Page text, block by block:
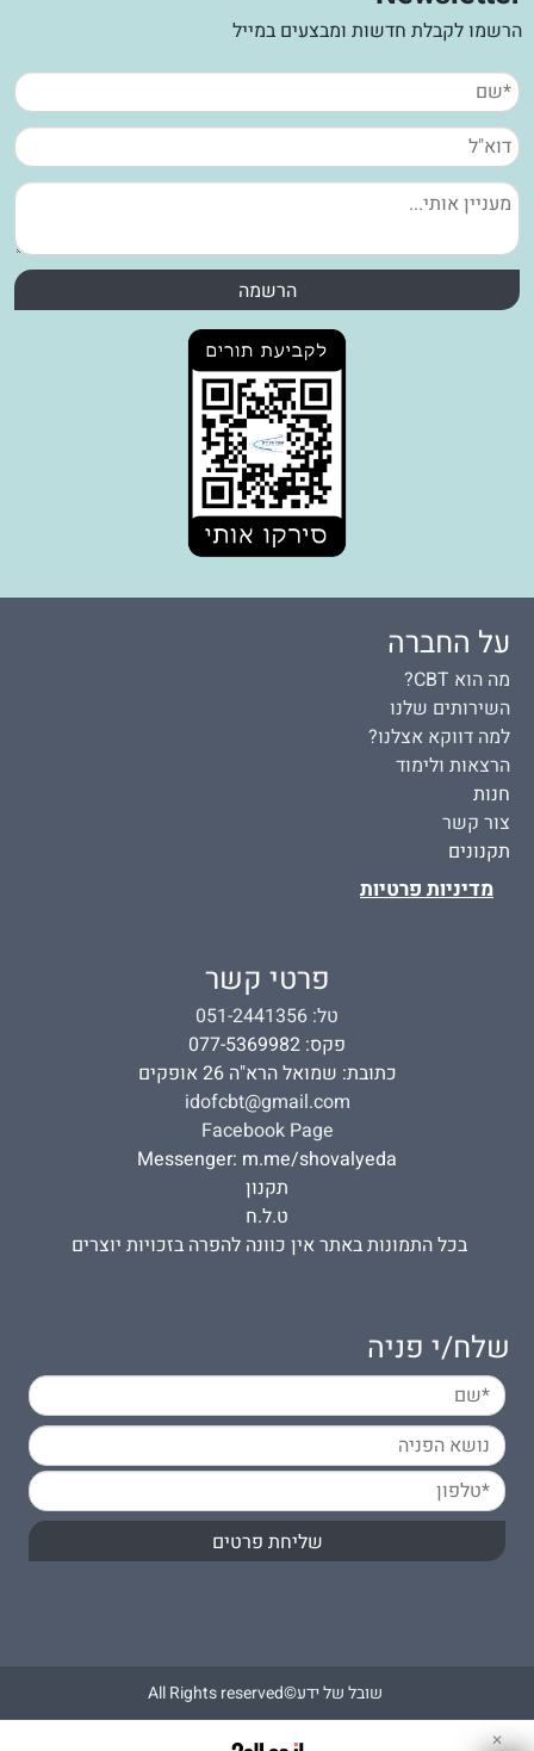
הרשמו לקבלת חדשות ומבצעים במייל
על החברה
מה הוא CBT?
השירותים שלנו
למה דווקא אצלנו?
הרצאות ולימוד
חנות
צור קשר
תקנונים
מדיניות פרטיות
פרטי קשר
טל: 051-2441356
פקס: 077-5369982
כתובת: שמואל הרא"ה 26 אופקים
idofcbt@gmail.com
Facebook Page
Messenger: m.me/shovalyeda
תקנון
ט.ל.ח
בכל התמונות באתר אין כוונה להפרה בזכויות יוצרים
שלח/י פניה
שובל של ידע©All Rights reserved
✕